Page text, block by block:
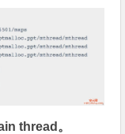
thread。